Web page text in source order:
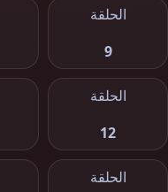
الحلقة
9
الحلقة
12
الحلقة